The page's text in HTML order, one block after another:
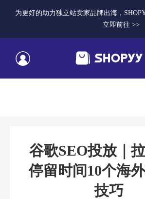
为更好的助力独立站卖家品牌出海，
立即前往 >>
谷歌SEO投放｜
停留时间10个海
技巧